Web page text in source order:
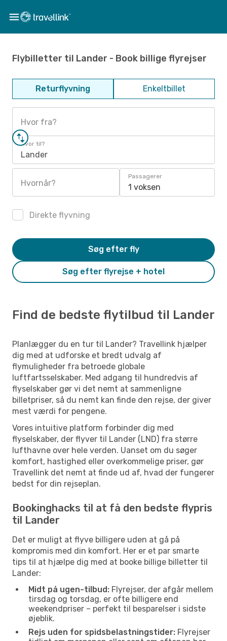
Flybilletter til Lander - Book billige flyrejser
Returflyvning Enkeltbillet
Hvor fra?
Hvor til?
Lander
Hvornår?
Passagerer
1 voksen
Direkte flyvning
Søg efter flyrejse + hotel
Søg efter fly
Find de bedste flytilbud til Lander
Planlægger du en tur til Lander? Travellink hjælper
dig med at udforske et bredt udvalg af
flymuligheder fra betroede globale
luftfartsselskaber. Med adgang til hundredvis af
flyselskaber gør vi det nemt at sammenligne
billetpriser, så du nemt kan finde den rejse, der giver
mest værdi for pengene.
Vores intuitive platform forbinder dig med
flyselskaber, der flyver til Lander (LND) fra større
lufthavne over hele verden. Uanset om du søger
komfort, hastighed eller overkommelige priser, gør
Travellink det nemt at finde ud af, hvad der fungerer
bedst for din rejseplan.
Bookinghacks til at få den bedste flypris
til Lander
Det er muligt at flyve billigere uden at gå på
kompromis med din komfort. Her er et par smarte
tips til at hjælpe dig med at booke billige billetter til
Lander:
Midt på ugen-tilbud: Flyrejser, der afgår mellem
tirsdag og torsdag, er ofte billigere end
weekendpriser – perfekt til besparelser i sidste
øjeblik.
Rejs uden for spidsbelastningstider: Flyrejser